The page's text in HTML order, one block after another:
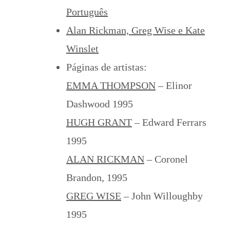
Português
Alan Rickman, Greg Wise e Kate
Winslet
Páginas de artistas:
EMMA THOMPSON– Elinor
Dashwood 1995
HUGH GRANT– Edward Ferrars
1995
ALAN RICKMAN– Coronel
Brandon, 1995
GREG WISE– John Willoughby
1995